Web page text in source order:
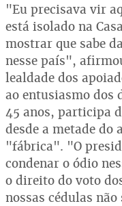
"Eu precisava vir
está isolado na
mostrar que sabe
nesse país",
lealdade dos
ao entusiasmo dos
45 anos, participa
desde a metade do
"fábrica". "O
condenar o ódio
o direito do voto
nossas cédulas